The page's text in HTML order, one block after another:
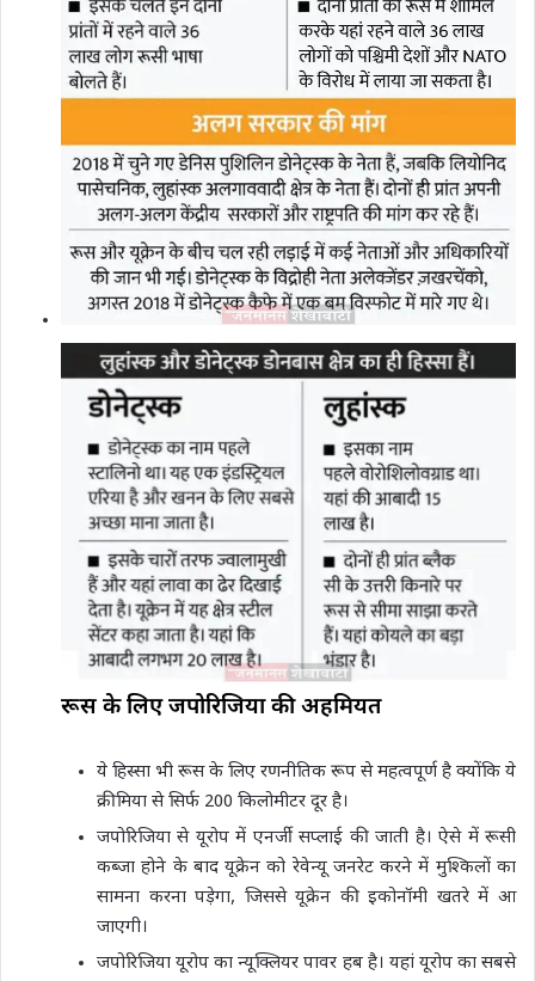
रूस के लिए जपोरिजिया की अहमियत
ये हिस्सा भी रूस के लिए रणनीतिक रूप से महत्वपूर्ण है क्योंकि ये
क्रीमिया से सिर्फ 200 किलोमीटर दूर है।
जपोरिजिया से यूरोप में एनर्जी सप्लाई की जाती है। ऐसे में रूसी
कब्जा होने के बाद यूक्रेन को रेवेन्यू जनरेट करने में मुश्किलों का
सामना करना पड़ेगा, जिससे यूक्रेन की इकोनॉमी खतरे में आ
जाएगी।
जपोरिजिया यूरोप का न्यूक्लियर पावर हब है। यहां यूरोप का सबसे